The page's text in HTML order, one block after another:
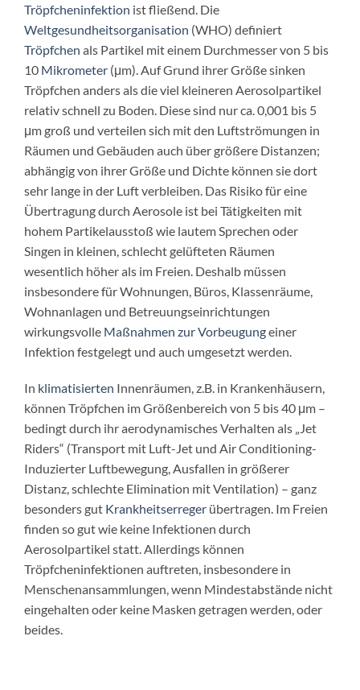
Tröpfcheninfektion ist fließend. Die
Weltgesundheitsorganisation (WHO) definiert
Tröpfchen als Partikel mit einem Durchmesser von 5 bis
10 Mikrometer (μm). Auf Grund ihrer Größe sinken
Tröpfchen anders als die viel kleineren Aerosolpartikel
relativ schnell zu Boden. Diese sind nur ca. 0,001 bis 5
μm groß und verteilen sich mit den Luftströmungen in
Räumen und Gebäuden auch über größere Distanzen;
abhängig von ihrer Größe und Dichte können sie dort
sehr lange in der Luft verbleiben. Das Risiko für eine
Übertragung durch Aerosole ist bei Tätigkeiten mit
hohem Partikelausstoß wie lautem Sprechen oder
Singen in kleinen, schlecht gelüfteten Räumen
wesentlich höher als im Freien. Deshalb müssen
insbesondere für Wohnungen, Büros, Klassenräume,
Wohnanlagen und Betreuungseinrichtungen
wirkungsvolle Maßnahmen zur Vorbeugungeiner
Infektion festgelegt und auch umgesetzt werden.
In klimatisierten Innenräumen, z.B. in Krankenhäusern,
können Tröpfchen im Größenbereich von 5 bis 40 μm –
bedingt durch ihr aerodynamisches Verhalten als „Jet
Riders“ (Transport mit Luft-Jet und Air Conditioning-
Induzierter Luftbewegung, Ausfallen in größerer
Distanz, schlechte Elimination mit Ventilation) – ganz
besonders gut Krankheitserreger übertragen. Im Freien
finden so gut wie keine Infektionen durch
Aerosolpartikel statt. Allerdings können
Tröpfcheninfektionen auftreten, insbesondere in
Menschenansammlungen, wenn Mindestabstände nicht
eingehalten oder keine Masken getragen werden, oder
beides.